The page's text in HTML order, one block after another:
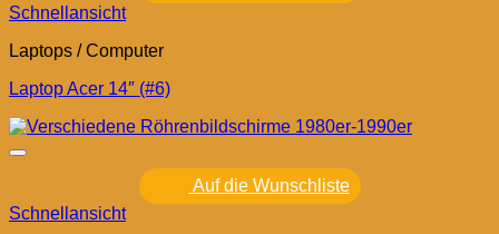
Schnellansicht
Laptops / Computer
Laptop Acer 14″ (#6)
Auf die Wunschliste
Schnellansicht